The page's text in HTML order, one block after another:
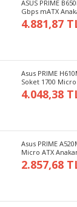
ASUS PRIME
Gbps mATX
4.881,87
Asus PRIME
Soket 1700
4.048,38
Asus PRIME
Micro ATX
2.857,68